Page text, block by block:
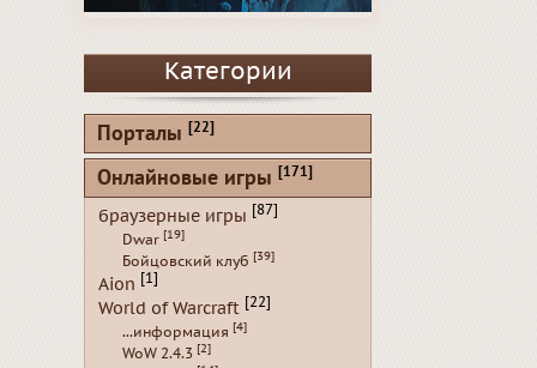
Категории
Порталы [22]
Онлайновые игры [171]
браузерные игры [87]
Dwar [19]
Бойцовский клуб [39]
Aion [1]
World of Warcraft [22]
...информация [4]
WoW 2.4.3 [2]